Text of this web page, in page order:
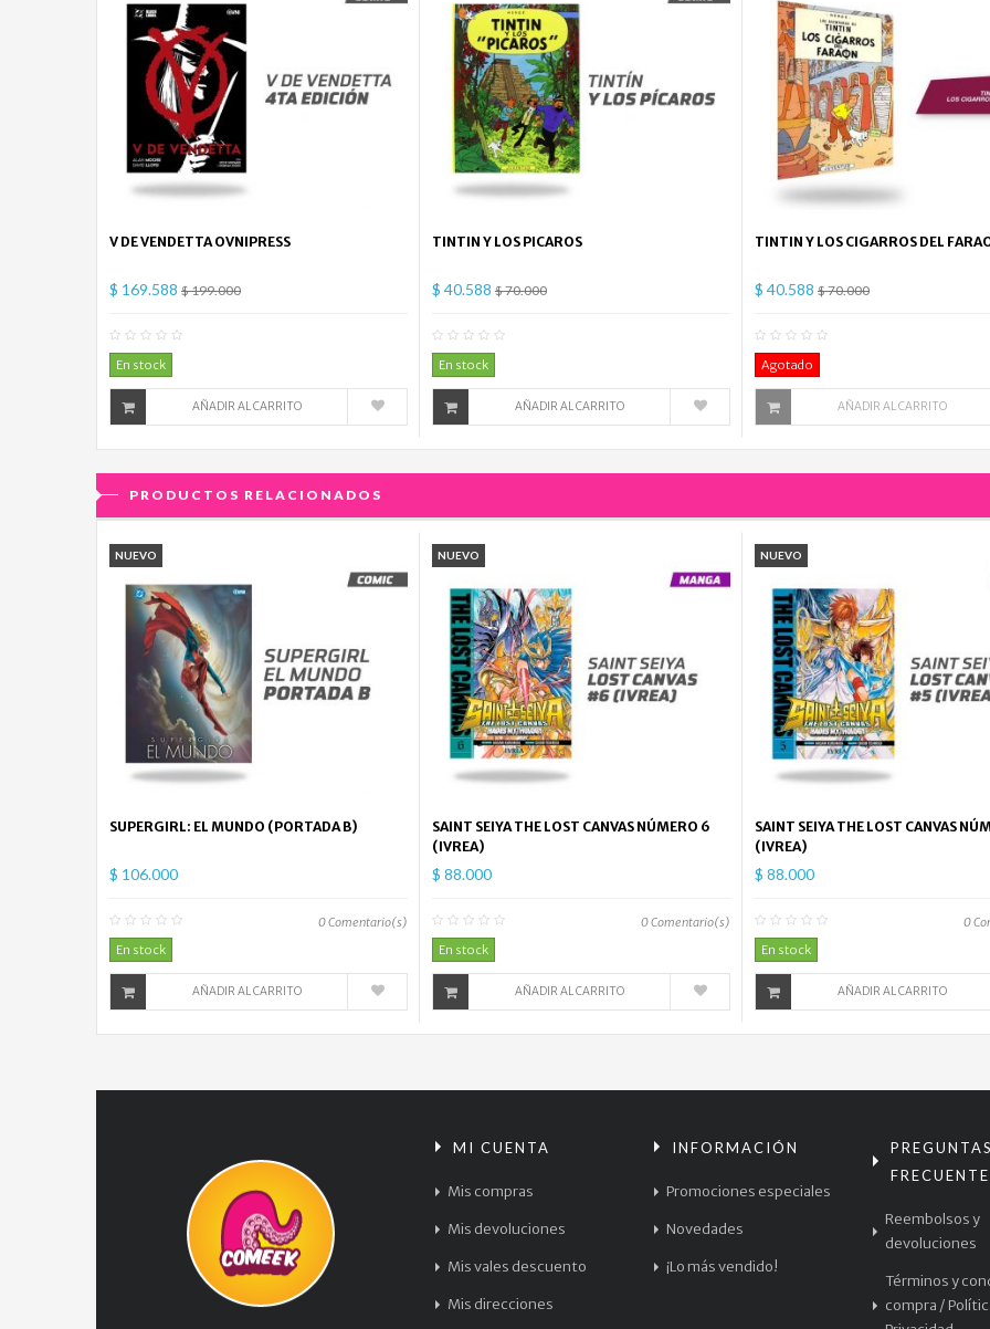
V DE VENDETTA OVNIPRESS
$ 169.588 $ 199.000
En stock
AÑADIR AL CARRITO
TINTIN Y LOS PICAROS
$ 40.588 $ 70.000
En stock
AÑADIR AL CARRITO
TINTIN Y LOS CIGARROS DEL
$ 40.588 $ 70.000
Agotado
AÑADIR AL CARRITO
PRODUCTOS RELACIONADOS
NUEVO
SUPERGIRL: EL MUNDO (PORTADA B)
$ 106.000
0Comentario(s)
En stock
AÑADIR AL CARRITO
NUEVO
SAINT SEIYA THE LOST CANVAS NÚMERO 6
(IVREA)
$ 88.000
0Comentario(s)
En stock
AÑADIR AL CARRITO
NUEVO
SAINT SEIYA THE LOST CANVAS
(IVREA)
$ 88.000
0
En stock
AÑADIR AL CARRITO
MI CUENTA
Mis compras
Mis devoluciones
Mis vales descuento
Mis direcciones
INFORMACIÓN
Promociones especiales
Novedades
¡Lo más vendido!
PREGUNTAS
Reembolsos y
devoluciones
Términos y
compra /